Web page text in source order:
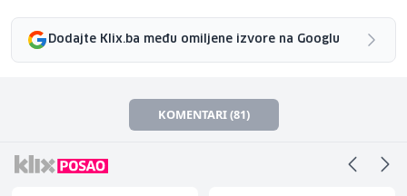
Dodajte Klix.ba među omiljene izvore na Googlu
KOMENTARI (81)